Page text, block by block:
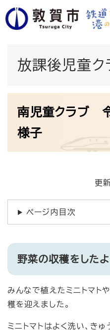
ペ
ー
頭
メニューを
放課後児童ク
南児童クラブ
様子
更
ページ内目次
野菜の収穫をしたよ
みんなで植えたミニトマト
穫を迎えました。
ミニトマトはよく洗い、き